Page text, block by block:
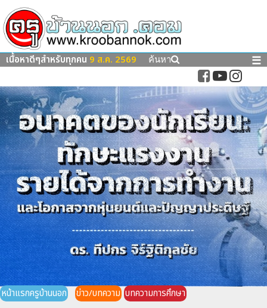
เนื้อหาดีๆสำหรับทุกคน 9 ส.ค. 2569 ค้นหา ☰
หน้าแรกครูบ้านนอก ข่าว/บทความ บทความการศึกษา